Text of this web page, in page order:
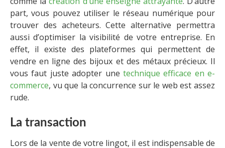
part, vous pouvez utiliser le réseau numérique pour
trouver des acheteurs. Cette alternative permettra
aussi d’optimiser la visibilité de votre entreprise. En
effet, il existe des plateformes qui permettent de
vendre en ligne des bijoux et des métaux précieux. Il
vous faut juste adopter une technique efficace en e-
commerce, vu que la concurrence sur le web est assez
rude.
La transaction
Lors de la vente de votre lingot, il est indispensable de